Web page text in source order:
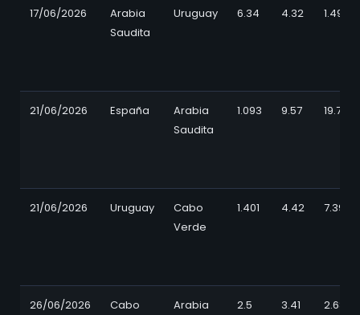
17/06/2026
Arabia
Saudita
Uruguay 6.34 4.32 1.497
21/06/2026 España
Arabia
Saudita
1.093 9.57 19.79
21/06/2026 Uruguay
Cabo
Verde
1.401 4.42 7.39
26/06/2026
Cabo
Arabia
2.5 3.41 2.68